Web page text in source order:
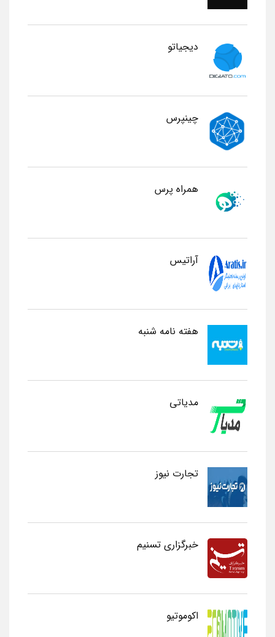
دیجیاتو
چینپرس
همراه پرس
آراتیس
هفته نامه شنبه
مدیاتی
تجارت نیوز
خبرگزاری تسنیم
اکوموتیو